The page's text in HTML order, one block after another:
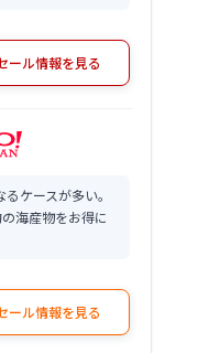
ール情報を見る
ケースが多い。
海産物をお得に
ール情報を見る